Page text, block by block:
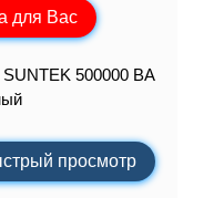
для Вас
500000 ВА
просмотр